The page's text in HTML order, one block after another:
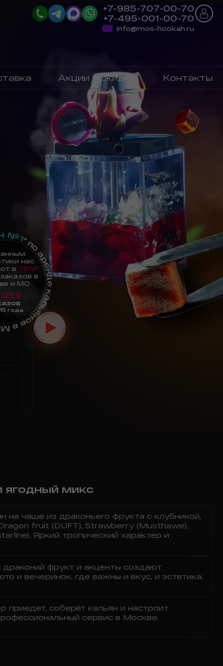
+7-985-707-00-70
+7-495-001-00-70
info@mos-hookah.ru
Акции и скидки Контакты
№1в Москве
нас
в 76%*
в
и МО
019
года
ягодный микс
на чаше из драконьего фрукта с клубникой,
fruit (DUFT), Strawberry (Musthawe),
Яркий тропический характер и
драконий фрукт и акценты создают
и вечеринок, где важны и вкус, и эстетика.
соберёт кальян и настроит
сервис в Москве.